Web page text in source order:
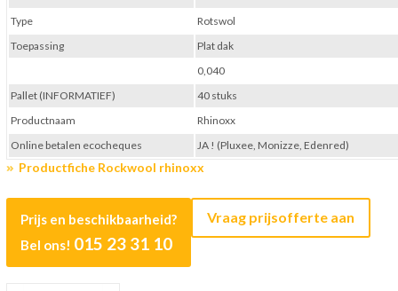
Productfiche Rockwool rhinoxx
Prijs en beschikbaarheid?
Bel ons! 015 23 31 10
Vraag prijsofferte aan
Type
Rotswol
Toepassing
Plat dak
0,040
Pallet (INFORMATIEF)
40 stuks
Productnaam
Rhinoxx
Online betalen ecocheques
JA ! (Pluxee, Monizze, Edenred)